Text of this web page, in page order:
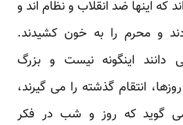
که اینها ضد انقلاب و نظام اند و
و محرم را به خون کشیدند.
دانند اینگونه نیست و بزرگ
انتقام گذشته را می گیرند،
گوید که روز و شب در فکر